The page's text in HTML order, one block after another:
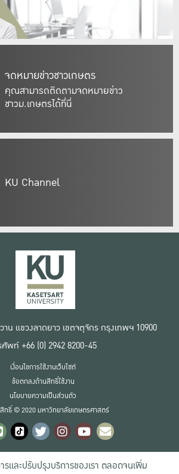
จดหมายข่าวชาวเกษตร
คุณสามารถติดตามจดหมายข่าว
ชาวม.เกษตรได้ที่นี่
KU Channel
น แขวงลาดยาว เขตจตุจักร กรุงเทพฯ 10900
ศัพท์ +66 (0) 2942 8200-45
ทธิ์ © 2020 มหาวิทยาลัยเกษตรศาสตร์
เงื่อนไขการใช้งานเว็บไซต์
ข้อตกลงด้านสิทธิ์ใช้งาน
นโยบายความเป็นส่วนตัว
รและปรับปรุงบริการของเรา ตลอดจนเพิ่ม